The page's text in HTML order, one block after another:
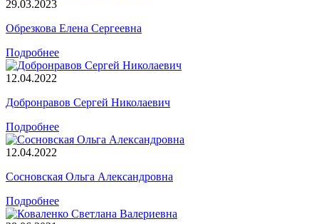
29.03.2023
Обрезкова Елена Сергеевна
Подробнее
12.04.2022
Добронравов Сергей Николаевич
Подробнее
12.04.2022
Сосновская Ольга Александровна
Подробнее